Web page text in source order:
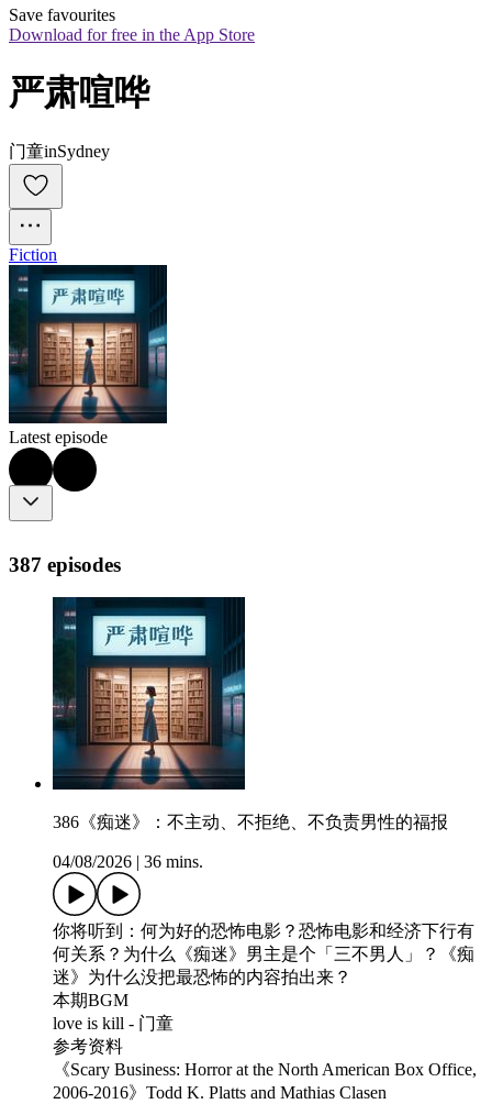
Save favourites
Download for free in the App Store
严肃喧哗
门童inSydney
Fiction
Latest episode
387 episodes
386《痴迷》：不主动、不拒绝、不负责男性的福报
04/08/2026 36 mins.
你将听到：何为好的恐怖电影？恐怖电影和经济下行有
何关系？为什么《痴迷》男主是个「三不男人」？《痴
迷》为什么没把最恐怖的内容拍出来？
本期BGM
love is kill - 门童
参考资料
《Scary Business: Horror at the North American Box Office,
2006-2016》Todd K. Platts and Mathias Clasen